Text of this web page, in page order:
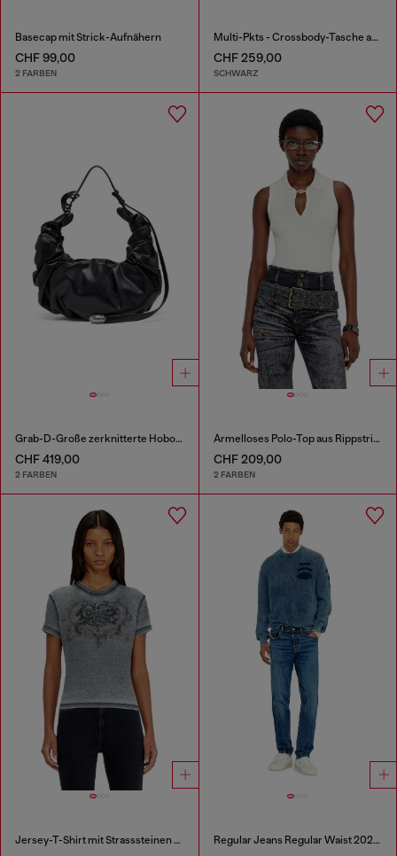
Basecap mit Strick-Aufnähern
CHF 99,00
2 FARBEN
Multi-Pkts - Crossbody-Tasche aus Nylon mit Klappentasche
CHF 259,00
SCHWARZ
Grab-D-Große zerknitterte Hobo-Tasche
CHF 419,00
2 FARBEN
Ärmelloses Polo-Top aus Rippstrick mit Seidenmix
CHF 209,00
2 FARBEN
Jersey-T-Shirt mit Strasssteinen und burnout effect Regular Jeans Regular Waist 2023 D-Finitive